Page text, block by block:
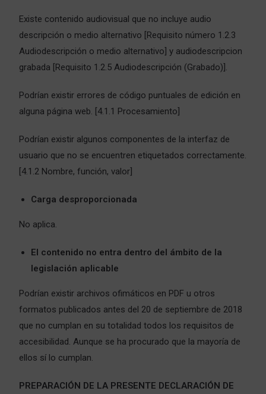
Existe contenido audiovisual que no incluye audio
descripción o medio alternativo [Requisito número 1.2.3
Audiodescripción o medio alternativo] y audiodescripcion
grabada [Requisito 1.2.5 Audiodescripción (Grabado)].
Podrían existir errores de código puntuales de edición en
alguna página web. [4.1.1 Procesamiento]
Podrían existir algunos componentes de la interfaz de
usuario que no se encuentren etiquetados correctamente.
[4.1.2 Nombre, función, valor]
Carga desproporcionada
No aplica.
El contenido no entra dentro del ámbito de la
legislación aplicable
Podrían existir archivos ofimáticos en PDF u otros
formatos publicados antes del 20 de septiembre de 2018
que no cumplan en su totalidad todos los requisitos de
accesibilidad. Aunque se ha procurado que la mayoría de
ellos sí lo cumplan.
PREPARACIÓN DE LA PRESENTE DECLARACIÓN DE